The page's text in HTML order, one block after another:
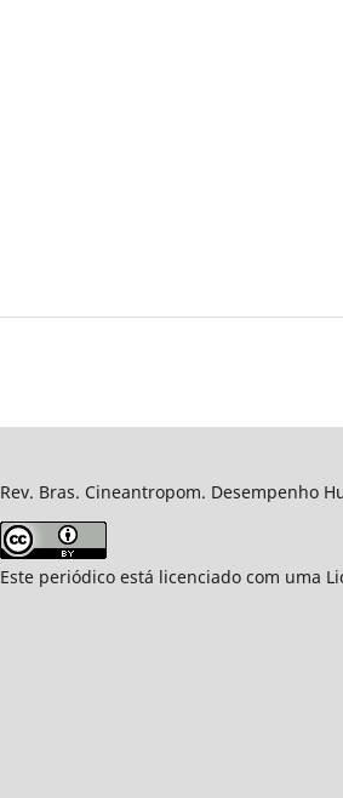
Rev. Bras. Cineantropom. Desempenho
Este periódico está licenciado com uma